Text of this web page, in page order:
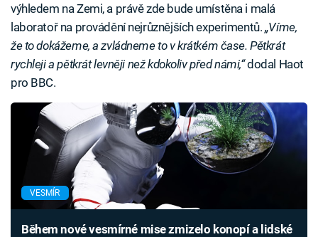
výhledem na Zemi, a právě zde bude umístěna i malá
laboratoř na provádění nejrůznějších experimentů. „Víme,
že to dokážeme, a zvládneme to v krátkém čase. Pětkrát
rychleji a pětkrát levněji než kdokoliv před námi,“dodal Haot
pro BBC.
VESMÍR
Během nové vesmírné mise zmizelo konopí a lidské